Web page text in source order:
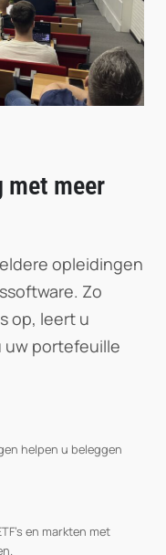
met meer
opleidingen
Zo
op, leert u
uw portefeuille
helpen u beleggen
en markten met